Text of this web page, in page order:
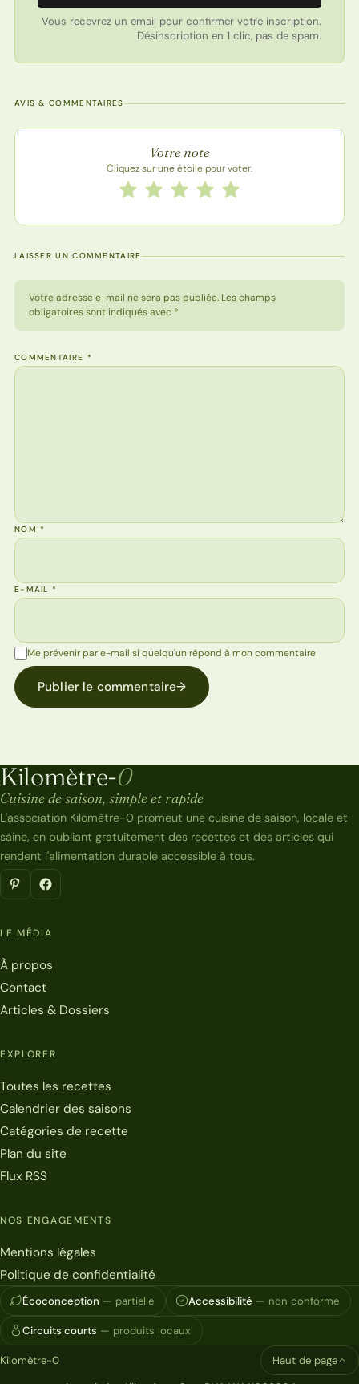
Vous recevrez un email pour confirmer votre inscription.
Désinscription en 1 clic, pas de spam.
AVIS & COMMENTAIRES
Note de la recette
Votre note
Cliquez sur une étoile pour voter.
Notez cette recette de 1 à 5 étoiles
5 étoiles
4 étoiles
3 étoiles
2 étoiles
1 étoile
LAISSER UN COMMENTAIRE
Votre adresse e-mail ne sera pas publiée. Les champs
obligatoires sont indiqués avec *
COMMENTAIRE *
NOM*
E-MAIL*
Me prévenir par e-mail si quelqu'un répond à mon commentaire
Publier le commentaire→
Kilomètre-0
Kilomètre-0
Cuisine de saison, simple et rapide
L'association Kilomètre-0 promeut une cuisine de saison, locale et
saine, en publiant gratuitement des recettes et des articles qui
rendent l'alimentation durable accessible à tous.
LE MÉDIA
À propos
Contact
Articles & Dossiers
EXPLORER
Toutes les recettes
Calendrier des saisons
Catégories de recette
Plan du site
Flux RSS
NOS ENGAGEMENTS
Mentions légales
Politique de confidentialité
Écoconception — partielle Accessibilité — non conforme
Circuits courts — produits locaux
Kilomètre-0 Haut de page